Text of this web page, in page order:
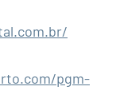
pgm-